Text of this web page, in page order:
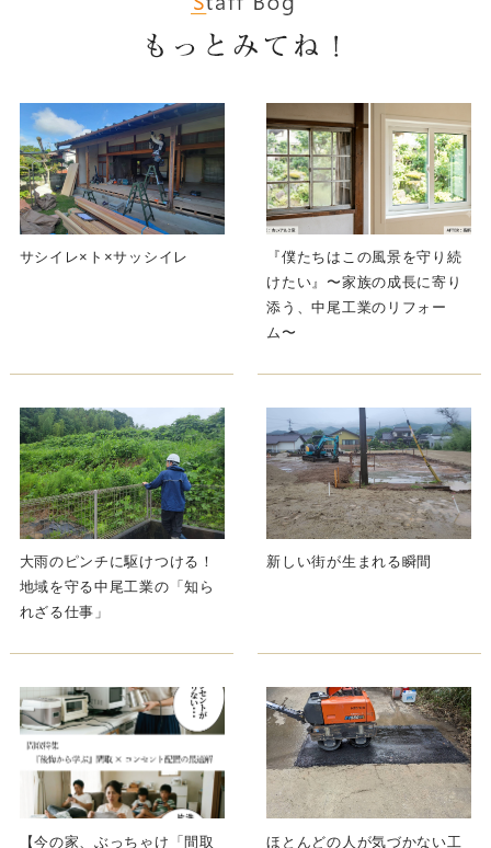
サシイレ×ト×サッシイレ
『僕たちはこの風景を守り続
けたい』〜家族の成長に寄り
添う、中尾工業のリフォー
ム〜
大雨のピンチに駆けつける！
地域を守る中尾工業の「知ら
れざる仕事」
新しい街が生まれる瞬間
【今の家、ぶっちゃけ「間取
ほとんどの人が気づかない工